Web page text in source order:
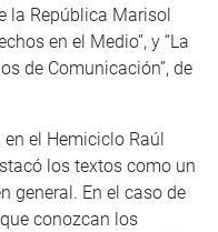
la República Marisol
en el Medio”, y “La
de Comunicación”, de
el Hemiciclo Raúl
los textos como un
general. En el caso de
conozcan los